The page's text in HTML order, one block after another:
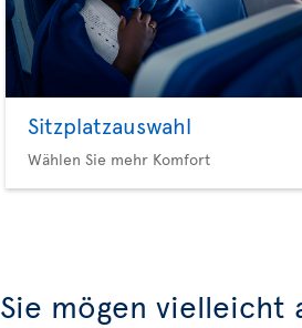
Sitzplatzauswahl
Wählen Sie mehr Komfort
Sie mögen vielleicht